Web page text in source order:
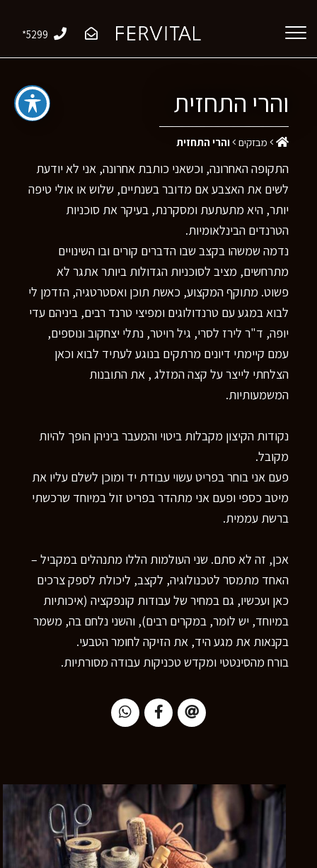
*5299
והרי התחזית
מבזקים והרי התחזית
התקופה האחרונה, וכשאני כותבת אחרונה, אני לא יודעת
לשים את האצבע אם מדובר בשנתיים, שלוש או אולי טיפה
יותר, היא מתעתעת ומסקרנת, בעיקר את סוכניות
הטרנדים הבינלאומיות.
נדמה שמשהו בקצב שבו הדברים קורים ובו השינויים
מתרחשים, מציב לסוכניות הגדולות ביותר אתגר לא
פשוט. מתוקף המקצוע, כאשת תוכן ואסטרטגיה, הזדמן לי
לבוא במגע עם טרנדולוגים ומפיצי טרנד רבים, ביניהם עדי
יופה, ד"ר לירז לסרי, גיל רויטר, נתלי יצחקוב ונוספים,
עמם קיימתי דיונים מרתקים בנוגע לעתיד לבוא וכאן
הצלחתי לייצר על קצה המזלג , את התובנות
המשמעותיות.
נקודות הקיצון מקבלות ביטוי והמעבר ביניהן הופך להיות
מקובל.
פעם אני בוחר בפריט עשוי עבודת יד ומוכן לשלם עליו את
מיטב כספי ופעם אני מתהדר בפריט זול במיוחד שרכשתי
ברשת עממית.
אכן, זה לא סתם. שני העולמות הללו מתנהלים במקביל –
האחד מתמסר לטכנולוגיה, לקצב, ליכולת לספק צרכים
כאן ועכשיו, גם במחיר של עבודות קונפקציה (איכותיות
במיוחד, יש לומר, במקרים רבים), והשני נלחם בה, משמר
בקנאות את מגע היד, את הזיקה לחומר הטבעי.
בורח מהסינטטי ומקדש טכניקות עבודה מסורתיות.